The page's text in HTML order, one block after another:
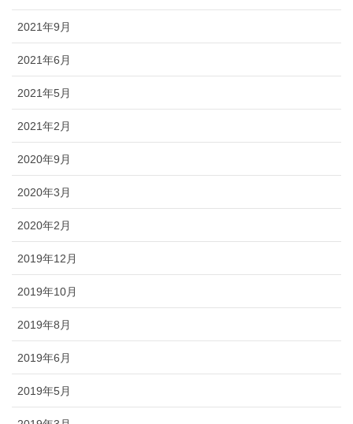
2021年9月
2021年6月
2021年5月
2021年2月
2020年9月
2020年3月
2020年2月
2019年12月
2019年10月
2019年8月
2019年6月
2019年5月